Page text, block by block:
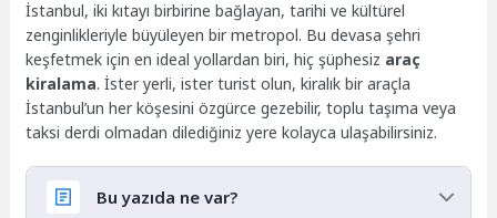
İstanbul, iki kıtayı birbirine bağlayan, tarihi ve kültürel
zenginlikleriyle büyüleyen bir metropol. Bu devasa şehri
keşfetmek için en ideal yollardan biri, hiç şüphesiz araç
kiralama. İster yerli, ister turist olun, kiralık bir araçla
İstanbul’un her köşesini özgürce gezebilir, toplu taşıma veya
taksi derdi olmadan dilediğiniz yere kolayca ulaşabilirsiniz.
Bu yazıda ne var?